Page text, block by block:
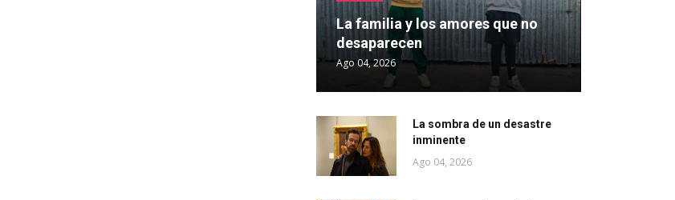
La familia y los amores que no
desaparecen
Ago 04, 2026
La sombra de un desastre
inminente
Ago 04, 2026